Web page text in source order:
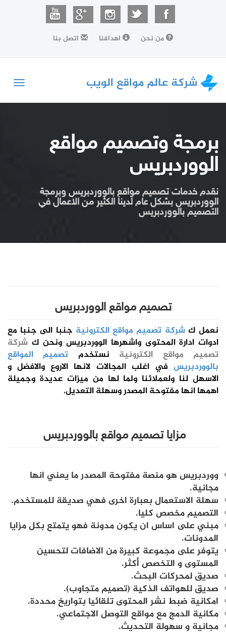
من نحن اهدافنا اتصل بنا
Toggle
شركة عالم مواقع الويب
برمجة وتصميم مواقع
الووردبريس
نقدم خدمات تصميم مواقع بالووردبريس وبرمجة
الووردبريس بشكل عام لدينا الكثير من الاعمال في
التصميم بالووردبريس
تصميم مواقع الووردبريس
نعمل كشركة تصميم مواقع الكترونيةجنبا الى جنبا مع
ادوات ادارة المحتوى واشهرها الووردبريس ونحن كشركة
تصميم مواقع الكترونيةنستخدم
تصميم المواقع
بالووردبريسفي اغلب المجالات لانها الاروع والافضل و
الاسهل لنا ولعملائنا ولما لها من ميزات عديدة وجميلة
اهمها انها مفتوحة المصدر وسهلة التعديل.
مزايا تصميم مواقع بالووردبريس
ووردبريس هو منصة مفتوحة المصدر ما يعني انها
مجانية.
سهلة الاستعمال بعبارة اخرى فهي صديقة للمستخدم.
التصميم مخصص كليا.
مبني على اساس ان يكون مدونة فهو يتمتع بكل مزايا
المدونات.
يتوفر على مجموعة كبيرة من الاضافات لتحسين
المستوى و التخصص أكثر.
صديق لمحركات البحث.
صديق للهواتف الذكية (تصميم متجاوب).
امكانية ضبط نشر المحتوى تلقائيا بتواريخ محددة.
مكانية الدمج مع مواقع التوصل الاجتماعي.
مجانية و سهولة التحديث.